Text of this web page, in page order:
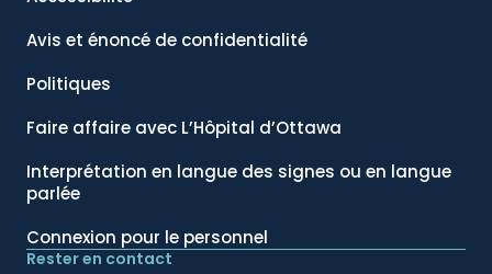
Avis et énoncé de confidentialité
Politiques
Faire affaire avec L’Hôpital d’Ottawa
Interprétation en langue des signes ou en langue
parlée
Connexion pour le personnel
Rester en contact